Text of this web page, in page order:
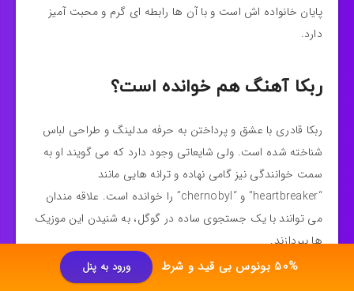
پایان خانواده‌ اش است و با آن‌ ها رابطه‌ ای گرم و محبت‌ آمیز
دارد.
ربکا آهنگ هم خوانده است؟
ربکا قادری با عشق و پرداختن به حرفه‌ مدلینگ و طراحی لباس
شناخته شده است. ولی شایعاتی وجود دارد که می‌ گویند او به
سمت خوانندگی نیز گامی نهاده و ترانه‌ هایی مانند
“heartbreaker” و “chernobyl” را خوانده است. علاقه‌ مندان
می‌ توانند با یک جستجوی ساده در گوگل، به شنیدن این موزیک‌
ها بپردازند.
50% بونوس بی قید و شرط ورود به پنل